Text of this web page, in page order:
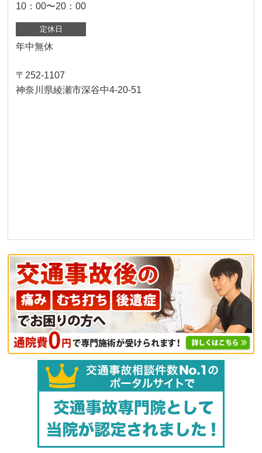
10：00〜20：00
定休日
年中無休
〒252-1107
神奈川県綾瀬市深谷中4-20-51